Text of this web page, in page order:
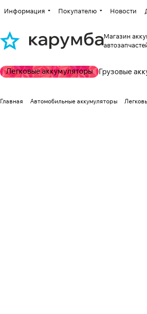
Информация Покупателю Новости
Магазин
Легковые аккумуляторы Грузовые
Главная Автомобильные аккумуляторы